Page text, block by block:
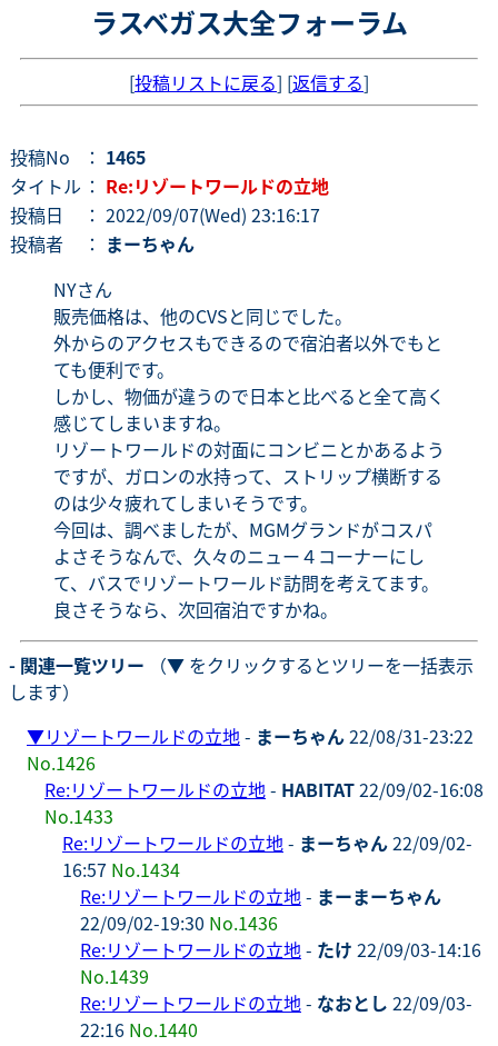
ラスベガス大全フォーラム
[投稿リストに戻る] [返信する]
投稿No ： 1465
タイトル ： Re:リゾートワールドの立地
投稿日
： 2022/09/07(Wed) 23:16:17
投稿者
： まーちゃん
NYさん
販売価格は、他のCVSと同じでした。
外からのアクセスもできるので宿泊者以外でもと
ても便利です。
しかし、物価が違うので日本と比べると全て高く
感じてしまいますね。
リゾートワールドの対面にコンビニとかあるよう
ですが、ガロンの水持って、ストリップ横断する
のは少々疲れてしまいそうです。
今回は、調べましたが、MGMグランドがコスパ
よさそうなんで、久々のニュー４コーナーにし
て、バスでリゾートワールド訪問を考えてます。
良さそうなら、次回宿泊ですかね。
- 関連一覧ツリー （▼ をクリックするとツリーを一括表示
します）
▼リゾートワールドの立地- まーちゃん22/08/31-23:22
No.1426
Re:リゾートワールドの立地- HABITAT22/09/02-16:08
No.1433
Re:リゾートワールドの立地- まーちゃん22/09/02-
16:57 No.1434
Re:リゾートワールドの立地- まーまーちゃん
22/09/02-19:30 No.1436
Re:リゾートワールドの立地- たけ 22/09/03-14:16
No.1439
Re:リゾートワールドの立地- なおとし 22/09/03-
22:16 No.1440